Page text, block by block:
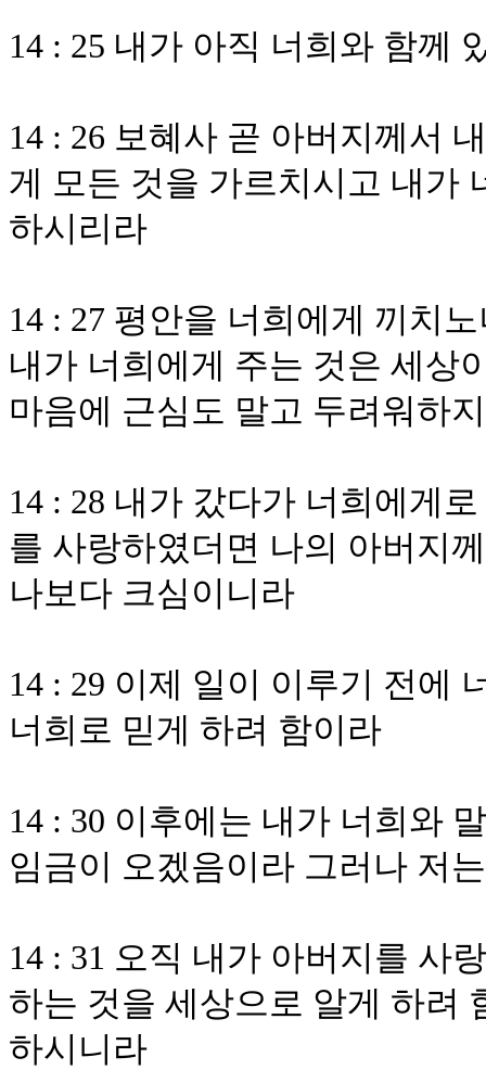
14 : 25 내가 아직 너희와 함께
14 : 26 보혜사 곧 아버지께서
게 모든 것을 가르치시고 내가
하시리라
14 : 27 평안을 너희에게 끼치
내가 너희에게 주는 것은 세상
마음에 근심도 말고 두려워하
14 : 28 내가 갔다가 너희에게
를 사랑하였더면 나의 아버지
나보다 크심이니라
14 : 29 이제 일이 이루기 전에
너희로 믿게 하려 함이라
14 : 30 이후에는 내가 너희와
임금이 오겠음이라 그러나 저
14 : 31 오직 내가 아버지를 사
하는 것을 세상으로 알게 하려
하시니라